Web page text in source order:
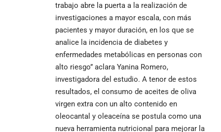
trabajo abre la puerta a la realización de
investigaciones a mayor escala, con más
pacientes y mayor duración, en los que se
analice la incidencia de diabetes y
enfermedades metabólicas en personas con
alto riesgo” aclara Yanina Romero,
investigadora del estudio. A tenor de estos
resultados, el consumo de aceites de oliva
virgen extra con un alto contenido en
oleocantal y oleaceína se postula como una
nueva herramienta nutricional para mejorar la